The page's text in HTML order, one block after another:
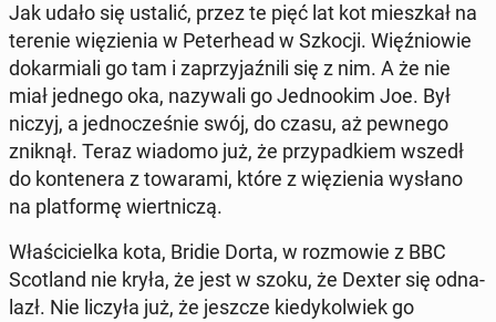
Jak udało się ustalić, przez te pięć lat kot miesz­kał na
terenie wię­zie­nia w Pe­ter­he­ad w Szkocji. Więź­nio­wie
do­kar­mia­li go tam i za­przy­jaź­ni­li się z nim. A że nie
miał jednego oka, na­zy­wa­li go Jed­no­okim Joe. Był
niczyj, a jed­no­cze­śnie swój, do czasu, aż pewnego
zniknął. Teraz wiadomo już, że przy­pad­kiem wszedł
do kon­te­ne­ra z to­wa­ra­mi, które z wię­zie­nia wysłano
na plat­for­mę wiert­ni­czą.
Wła­ści­ciel­ka kota, Bridie Dorta, w roz­mo­wie z BBC
Sco­tland nie kryła, że jest w szoku, że Dexter się od­na­
lazł. Nie liczyła już, że jeszcze kie­dy­kol­wiek go